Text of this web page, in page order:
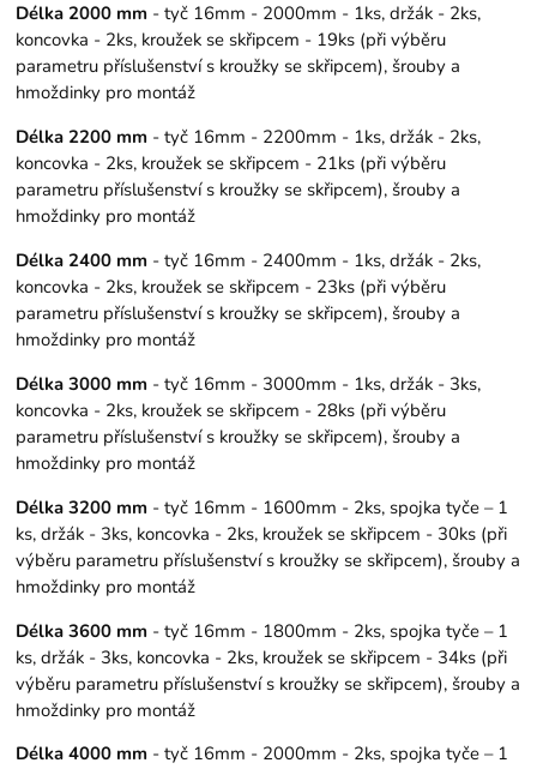
Délka 2000 mm - tyč 16mm - 2000mm - 1ks, držák - 2ks,
koncovka - 2ks, kroužek se skřipcem - 19ks (při výběru
parametru příslušenství s kroužky se skřipcem), šrouby a
hmoždinky pro montáž
Délka 2200 mm - tyč 16mm - 2200mm - 1ks, držák - 2ks,
koncovka - 2ks, kroužek se skřipcem - 21ks (při výběru
parametru příslušenství s kroužky se skřipcem), šrouby a
hmoždinky pro montáž
Délka 2400 mm - tyč 16mm - 2400mm - 1ks, držák - 2ks,
koncovka - 2ks, kroužek se skřipcem - 23ks (při výběru
parametru příslušenství s kroužky se skřipcem), šrouby a
hmoždinky pro montáž
Délka 3000 mm - tyč 16mm - 3000mm - 1ks, držák - 3ks,
koncovka - 2ks, kroužek se skřipcem - 28ks (při výběru
parametru příslušenství s kroužky se skřipcem), šrouby a
hmoždinky pro montáž
Délka 3200 mm - tyč 16mm - 1600mm - 2ks, spojka tyče – 1
ks, držák - 3ks, koncovka - 2ks, kroužek se skřipcem - 30ks (při
výběru parametru příslušenství s kroužky se skřipcem), šrouby a
hmoždinky pro montáž
Délka 3600 mm - tyč 16mm - 1800mm - 2ks, spojka tyče – 1
ks, držák - 3ks, koncovka - 2ks, kroužek se skřipcem - 34ks (při
výběru parametru příslušenství s kroužky se skřipcem), šrouby a
hmoždinky pro montáž
Délka 4000 mm - tyč 16mm - 2000mm - 2ks, spojka tyče – 1